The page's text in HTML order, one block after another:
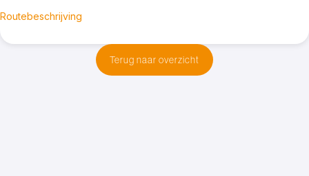
Routebeschrijving
Terug naar overzicht